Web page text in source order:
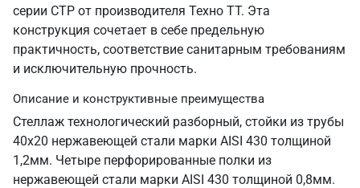
серии СТР от производителя Техно ТТ. Эта
конструкция сочетает в себе предельную
практичность, соответствие санитарным требованиям
и исключительную прочность.
Описание и конструктивные преимущества
Стеллаж технологический разборный, стойки из трубы
40х20 нержавеющей стали марки AISI 430 толщиной
1,2мм. Четыре перфорированные полки из
нержавеющей стали марки AISI 430 толщиной 0,8мм.